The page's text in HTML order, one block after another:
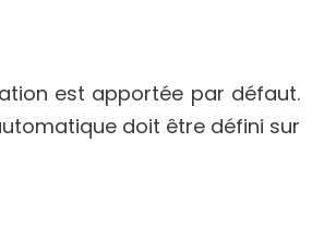
est apportée par défaut.
doit être défini sur